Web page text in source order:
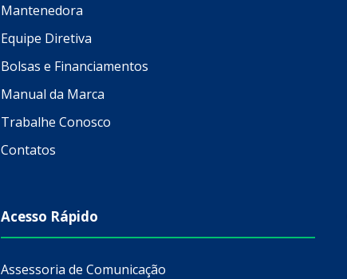
Mantenedora
Equipe Diretiva
Bolsas e Financiamentos
Manual da Marca
Trabalhe Conosco
Contatos
Acesso Rápido
Assessoria de Comunicação